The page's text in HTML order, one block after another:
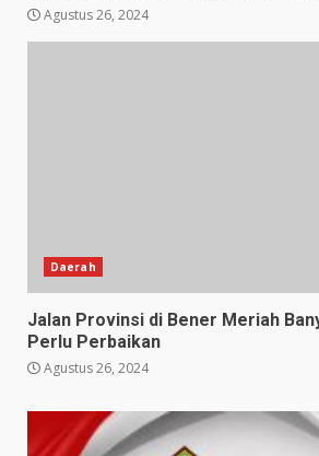
Agustus 26, 2024
Daerah
Jalan Provinsi di Bener Meriah
Perlu Perbaikan
Agustus 26, 2024